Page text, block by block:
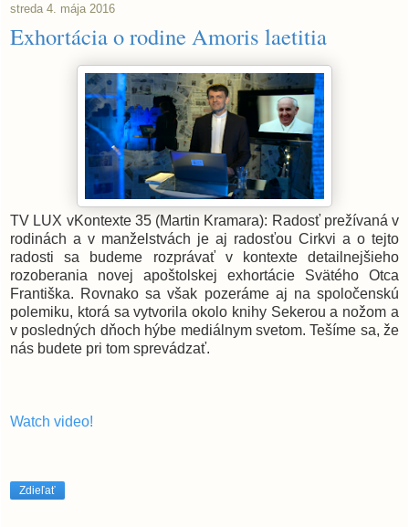
streda 4. mája 2016
Exhortácia o rodine Amoris laetitia
TV LUX vKontexte 35 (Martin Kramara): Radosť prežívaná v
rodinách a v manželstvách je aj radosťou Cirkvi a o tejto
radosti sa budeme rozprávať v kontexte detailnejšieho
rozoberania novej apoštolskej exhortácie Svätého Otca
Františka. Rovnako sa však pozeráme aj na spoločenskú
polemiku, ktorá sa vytvorila okolo knihy Sekerou a nožom a
v posledných dňoch hýbe mediálnym svetom. Tešíme sa, že
nás budete pri tom sprevádzať.
Watch video!
Zdieľať